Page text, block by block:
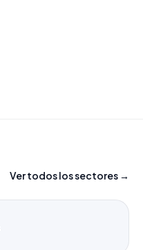
Ver todos los sectores →